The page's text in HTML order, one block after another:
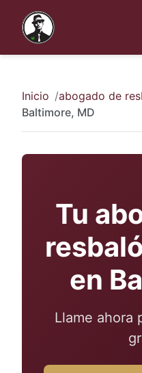
Inicio
abogado de
Baltimore, MD
Tu
en
Llame ahora